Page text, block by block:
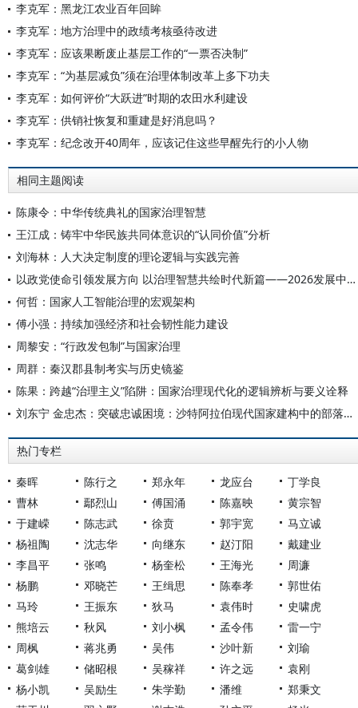
李克军：黑龙江农业百年回眸
李克军：地方治理中的政绩考核亟待改进
李克军：应该果断废止基层工作的“一票否决制”
李克军：“为基层减负”须在治理体制改革上多下功夫
李克军：如何评价“大跃进”时期的农田水利建设
李克军：供销社恢复和重建是好消息吗？
李克军：纪念改开40周年，应该记住这些早醒先行的小人物
相同主题阅读
陈康令：中华传统典礼的国家治理智慧
王江成：铸牢中华民族共同体意识的“认同价值”分析
刘海林：人大决定制度的理论逻辑与实践完善
以政党使命引领发展方向 以治理智慧共绘时代新篇——2026发展中国家国家治理高端智库平行论坛综述
何哲：国家人工智能治理的宏观架构
傅小强：持续加强经济和社会韧性能力建设
周黎安：“行政发包制”与国家治理
周群：秦汉郡县制考实与历史镜鉴
陈果：跨越“治理主义”陷阱：国家治理现代化的逻辑辨析与要义诠释
刘东宁 金忠杰：突破忠诚困境：沙特阿拉伯现代国家建构中的部落整合及国家治理承变
热门专栏
秦晖 陈行之 郑永年 龙应台
丁学良
曹林
鄢烈山 傅国涌 陈嘉映
黄宗智
于建嵘
陈志武 徐贲 郭宇宽
马立诚
杨祖陶
沈志华 向继东 赵汀阳
戴建业
李昌平
张鸣 杨奎松 王海光
周濂
杨鹏
邓晓芒 王缉思 陈奉孝
郭世佑
马玲
王振东 狄马 袁伟时
史啸虎
熊培云
秋风 刘小枫 孟令伟
雷一宁
周枫
蒋兆勇 吴伟 沙叶新
刘瑜
葛剑雄
储昭根 吴稼祥 许之远
袁刚
杨小凯
吴励生 朱学勤 潘维
郑秉文